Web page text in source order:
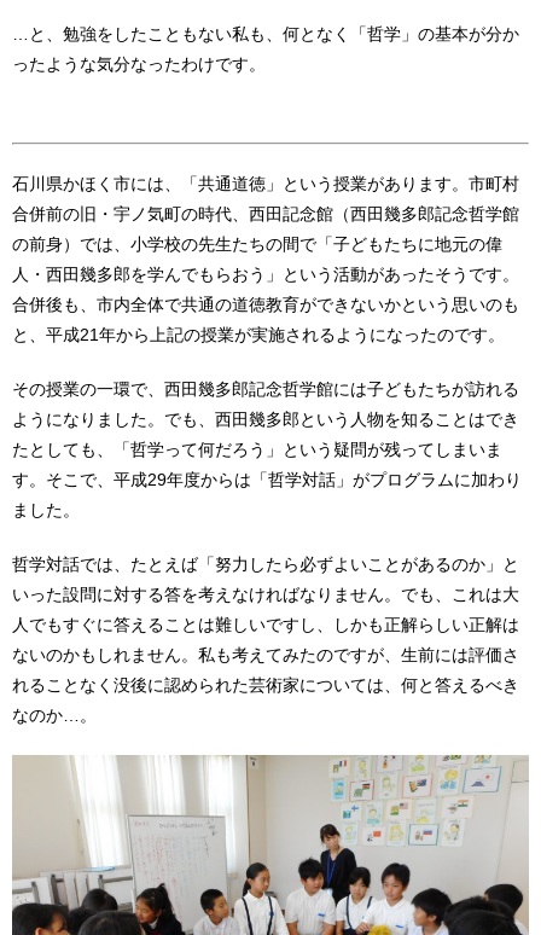
…と、勉強をしたこともない私も、何となく「哲学」の基本が分か
ったような気分なったわけです。
石川県かほく市には、「共通道徳」という授業があります。市町村
合併前の旧・宇ノ気町の時代、西田記念館（西田幾多郎記念哲学館
の前身）では、小学校の先生たちの間で「子どもたちに地元の偉
人・西田幾多郎を学んでもらおう」という活動があったそうです。
合併後も、市内全体で共通の道徳教育ができないかという思いのも
と、平成21年から上記の授業が実施されるようになったのです。
その授業の一環で、西田幾多郎記念哲学館には子どもたちが訪れる
ようになりました。でも、西田幾多郎という人物を知ることはでき
たとしても、「哲学って何だろう」という疑問が残ってしまいま
す。そこで、平成29年度からは「哲学対話」がプログラムに加わり
ました。
哲学対話では、たとえば「努力したら必ずよいことがあるのか」と
いった設問に対する答を考えなければなりません。でも、これは大
人でもすぐに答えることは難しいですし、しかも正解らしい正解は
ないのかもしれません。私も考えてみたのですが、生前には評価さ
れることなく没後に認められた芸術家については、何と答えるべき
なのか…。